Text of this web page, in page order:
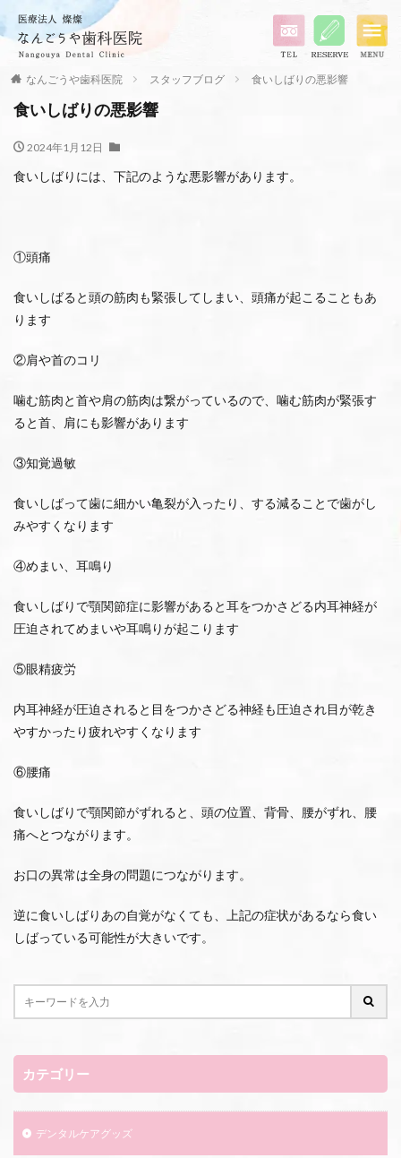
なんごうや歯科医院 スタッフブログ 食いしばりの悪影響
食いしばりの悪影響
2024年1月12日
食いしばりには、下記のような悪影響があります。
①頭痛
食いしばると頭の筋肉も緊張してしまい、頭痛が起こることもあ
ります
②肩や首のコリ
噛む筋肉と首や肩の筋肉は繋がっているので、噛む筋肉が緊張す
ると首、肩にも影響があります
③知覚過敏
食いしばって歯に細かい亀裂が入ったり、する減ることで歯がし
みやすくなります
④めまい、耳鳴り
食いしばりで顎関節症に影響があると耳をつかさどる内耳神経が
圧迫されてめまいや耳鳴りが起こります
⑤眼精疲労
内耳神経が圧迫されると目をつかさどる神経も圧迫され目が乾き
やすかったり疲れやすくなります
⑥腰痛
食いしばりで顎関節がずれると、頭の位置、背骨、腰がずれ、腰
痛へとつながります。
お口の異常は全身の問題につながります。
逆に食いしばりあの自覚がなくても、上記の症状があるなら食い
しばっている可能性が大きいです。
カテゴリー
デンタルケアグッズ